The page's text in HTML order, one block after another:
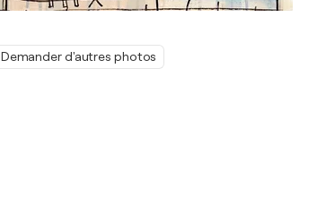
Demander d'autres photos